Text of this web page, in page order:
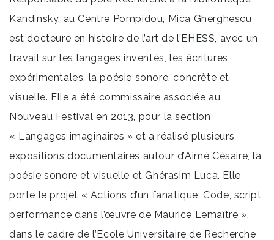
Kandinsky, au Centre Pompidou, Mica Gherghescu
est docteure en histoire de l’art de l’EHESS, avec un
travail sur les langages inventés, les écritures
expérimentales, la poésie sonore, concrète et
visuelle. Elle a été commissaire associée au
Nouveau Festival en 2013, pour la section
« Langages imaginaires » et a réalisé plusieurs
expositions documentaires autour d’Aimé Césaire, la
poésie sonore et visuelle et Ghérasim Luca. Elle
porte le projet « Actions d’un fanatique. Code, script,
performance dans l’œuvre de Maurice Lemaître »,
dans le cadre de l’Ecole Universitaire de Recherche